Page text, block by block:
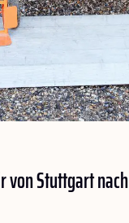
von Stuttgart nach